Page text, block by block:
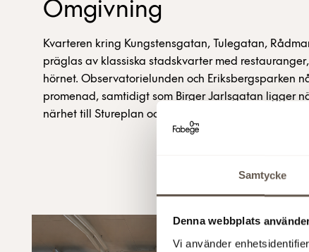
Samtycke
Denna webbplats
Vi använder
Omgivning
Kvarteren kring Kungstensgatan, Tulegatan,
präglas av klassiska stadskvarter med
hörnet. Observatorielunden och Eriksbergsparken
promenad, samtidigt som Birger Jarlsgatan ligger
närhet till Stureplan och citys utbud.